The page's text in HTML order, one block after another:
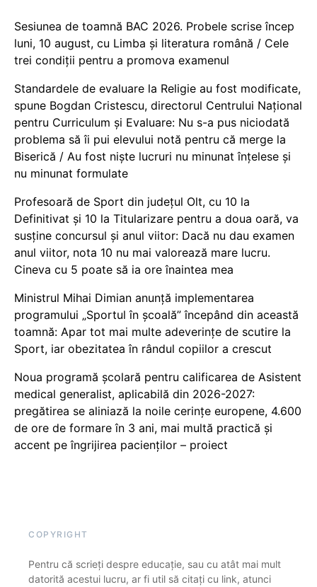
Sesiunea de toamnă BAC 2026. Probele scrise încep
luni, 10 august, cu Limba și literatura română / Cele
trei condiții pentru a promova examenul
Standardele de evaluare la Religie au fost modificate,
spune Bogdan Cristescu, directorul Centrului Național
pentru Curriculum și Evaluare: Nu s-a pus niciodată
problema să îi pui elevului notă pentru că merge la
Biserică / Au fost niște lucruri nu minunat înțelese și
nu minunat formulate
Profesoară de Sport din județul Olt, cu 10 la
Definitivat și 10 la Titularizare pentru a doua oară, va
susține concursul și anul viitor: Dacă nu dau examen
anul viitor, nota 10 nu mai valorează mare lucru.
Cineva cu 5 poate să ia ore înaintea mea
Ministrul Mihai Dimian anunță implementarea
programului „Sportul în școală” începând din această
toamnă: Apar tot mai multe adeverințe de scutire la
Sport, iar obezitatea în rândul copiilor a crescut
Noua programă școlară pentru calificarea de Asistent
medical generalist, aplicabilă din 2026-2027:
pregătirea se aliniază la noile cerințe europene, 4.600
de ore de formare în 3 ani, mai multă practică și
accent pe îngrijirea pacienților – proiect
COPYRIGHT
Pentru că scrieți despre educație, sau cu atât mai mult
datorită acestui lucru, ar fi util să citați cu link, atunci